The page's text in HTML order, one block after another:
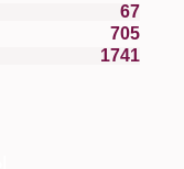
67
705
1741